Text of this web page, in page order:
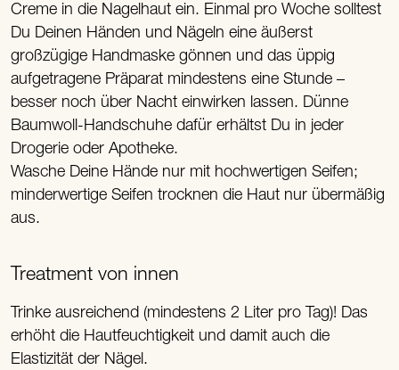
Creme in die Nagelhaut ein. Einmal pro Woche solltest
Du Deinen Händen und Nägeln eine äußerst
großzügige Handmaske gönnen und das üppig
aufgetragene Präparat mindestens eine Stunde –
besser noch über Nacht einwirken lassen. Dünne
Baumwoll-Handschuhe dafür erhältst Du in jeder
Drogerie oder Apotheke.
Wasche Deine Hände nur mit hochwertigen Seifen;
minderwertige Seifen trocknen die Haut nur übermäßig
aus.
Treatment von innen
Trinke ausreichend (mindestens 2 Liter pro Tag)! Das
erhöht die Hautfeuchtigkeit und damit auch die
Elastizität der Nägel.